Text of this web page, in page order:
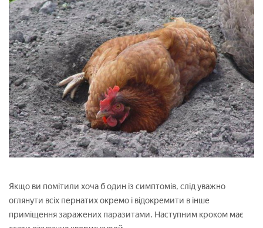
Якщо ви помітили хоча б один із симптомів, слід уважно
оглянути всіх пернатих окремо і відокремити в інше
приміщення заражених паразитами. Наступним кроком має